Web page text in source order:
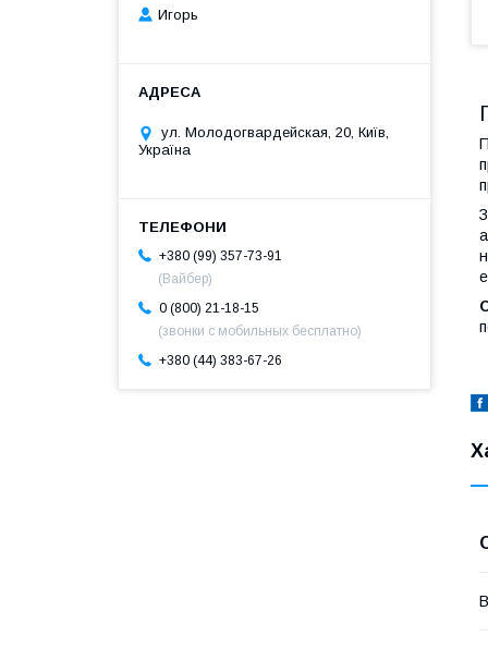
Игорь
ул. Молодогвардейская, 20, Київ,
Україна
+380 (99) 357-73-91
(Вайбер)
0 (800) 21-18-15
(звонки с мобильных бесплатно)
+380 (44) 383-67-26